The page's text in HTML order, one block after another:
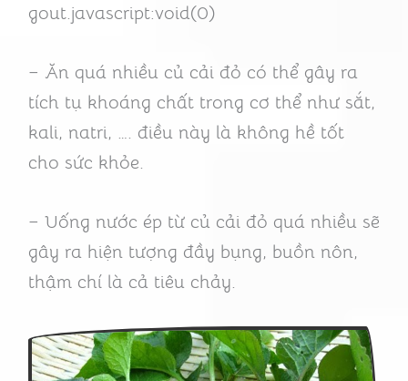
gout.javascript:void(0)
– Ăn quá nhiều củ cải đỏ có thể gây ra
tích tụ khoáng chất trong cơ thể như sắt,
kali, natri, …. điều này là không hề tốt
cho sức khỏe.
– Uống nước ép từ củ cải đỏ quá nhiều sẽ
gây ra hiện tượng đầy bụng, buồn nôn,
thậm chí là cả tiêu chảy.